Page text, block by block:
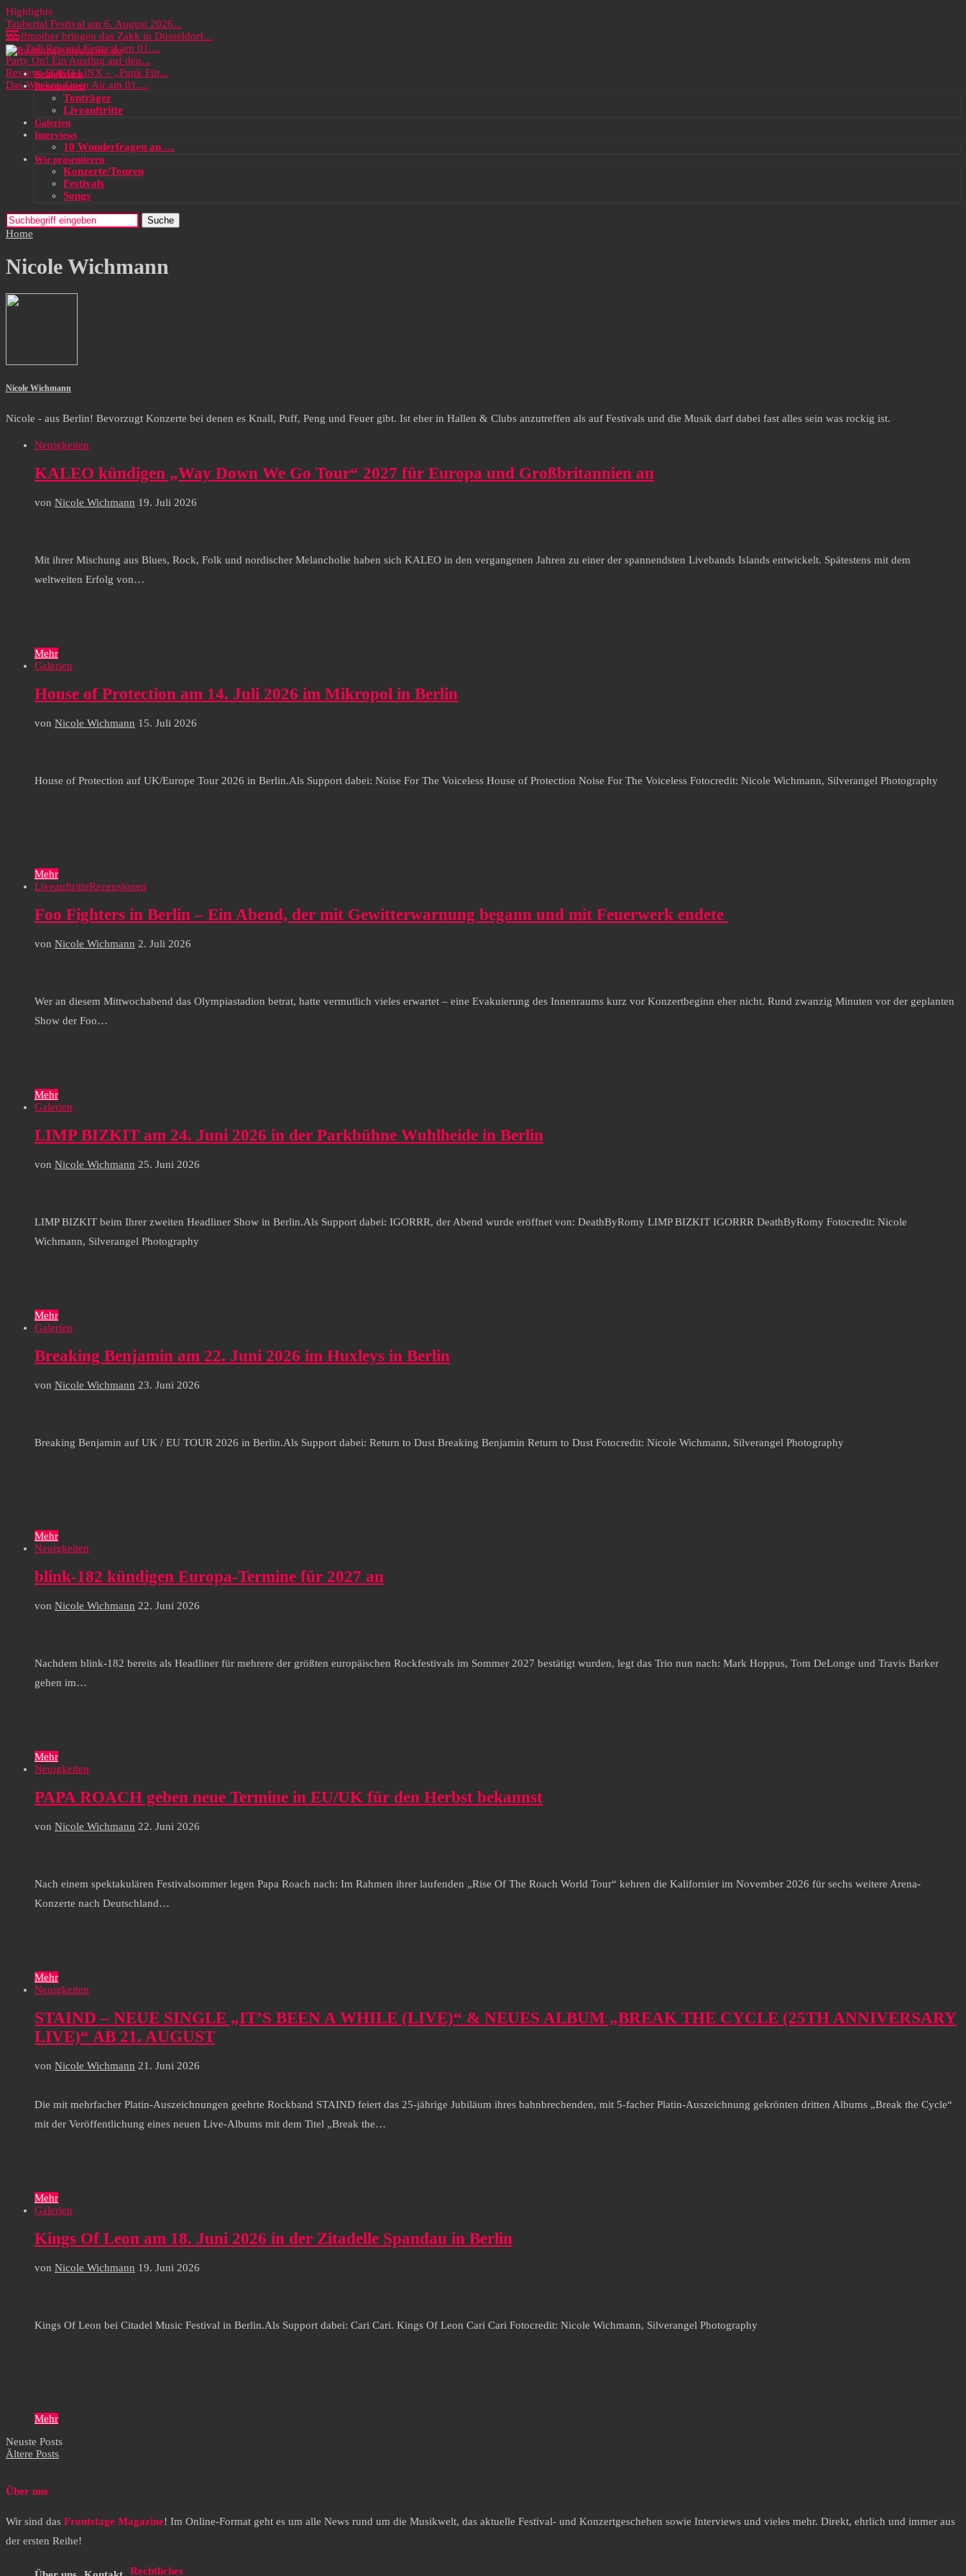
Highlights
Taubertal Festival am 6. August 2026...
Wolfmother bringen das Zakk in Düsseldorf...
Das Full Rewind Festival am 01....
Party On! Ein Ausflug auf den...
Review: SOKO LiNX – „Punk Für...
Das Wacken Open Air am 01....
Neuigkeiten
Rezensionen
Tonträger
Liveauftritte
Galerien
Interviews
10 Wunderfragen an …
Wir präsentieren
Konzerte/Touren
Festivals
Songs
Suche
Home
Nicole Wichmann
Nicole Wichmann
Nicole - aus Berlin! Bevorzugt Konzerte bei denen es Knall, Puff, Peng und Feuer gibt. Ist eher in Hallen & Clubs anzutreffen als auf Festivals und die Musik darf dabei fast alles sein was rockig ist.
Neuigkeiten
KALEO kündigen „Way Down We Go Tour“ 2027 für Europa und Großbritannien an
von Nicole Wichmann 19. Juli 2026
Mit ihrer Mischung aus Blues, Rock, Folk und nordischer Melancholie haben sich KALEO in den vergangenen Jahren zu einer der spannendsten Livebands Islands entwickelt. Spätestens mit dem
weltweiten Erfolg von…
Mehr
Galerien
House of Protection am 14. Juli 2026 im Mikropol in Berlin
von Nicole Wichmann 15. Juli 2026
House of Protection auf UK/Europe Tour 2026 in Berlin.Als Support dabei: Noise For The Voiceless House of Protection Noise For The Voiceless Fotocredit: Nicole Wichmann, Silverangel Photography
Mehr
LiveauftritteRezensionen
Foo Fighters in Berlin – Ein Abend, der mit Gewitterwarnung begann und mit Feuerwerk endete
von Nicole Wichmann 2. Juli 2026
Wer an diesem Mittwochabend das Olympiastadion betrat, hatte vermutlich vieles erwartet – eine Evakuierung des Innenraums kurz vor Konzertbeginn eher nicht. Rund zwanzig Minuten vor der geplanten
Show der Foo…
Mehr
Galerien
LIMP BIZKIT am 24. Juni 2026 in der Parkbühne Wuhlheide in Berlin
von Nicole Wichmann 25. Juni 2026
LIMP BIZKIT beim Ihrer zweiten Headliner Show in Berlin.Als Support dabei: IGORRR, der Abend wurde eröffnet von: DeathByRomy LIMP BIZKIT IGORRR DeathByRomy Fotocredit: Nicole
Wichmann, Silverangel Photography
Mehr
Galerien
Breaking Benjamin am 22. Juni 2026 im Huxleys in Berlin
von Nicole Wichmann 23. Juni 2026
Breaking Benjamin auf UK / EU TOUR 2026 in Berlin.Als Support dabei: Return to Dust Breaking Benjamin Return to Dust Fotocredit: Nicole Wichmann, Silverangel Photography
Mehr
Neuigkeiten
blink-182 kündigen Europa-Termine für 2027 an
von Nicole Wichmann 22. Juni 2026
Nachdem blink-182 bereits als Headliner für mehrere der größten europäischen Rockfestivals im Sommer 2027 bestätigt wurden, legt das Trio nun nach: Mark Hoppus, Tom DeLonge und Travis Barker
gehen im…
Mehr
Neuigkeiten
PAPA ROACH geben neue Termine in EU/UK für den Herbst bekannst
von Nicole Wichmann 22. Juni 2026
Nach einem spektakulären Festivalsommer legen Papa Roach nach: Im Rahmen ihrer laufenden „Rise Of The Roach World Tour“ kehren die Kalifornier im November 2026 für sechs weitere Arena-
Konzerte nach Deutschland…
Mehr
Neuigkeiten
STAIND – NEUE SINGLE „IT’S BEEN A WHILE (LIVE)“ & NEUES ALBUM „BREAK THE CYCLE (25TH ANNIVERSARY
LIVE)“ AB 21. AUGUST
von Nicole Wichmann 21. Juni 2026
Die mit mehrfacher Platin-Auszeichnungen geehrte Rockband STAIND feiert das 25-jährige Jubiläum ihres bahnbrechenden, mit 5-facher Platin-Auszeichnung gekrönten dritten Albums „Break the Cycle“
mit der Veröffentlichung eines neuen Live-Albums mit dem Titel „Break the…
Mehr
Galerien
Kings Of Leon am 18. Juni 2026 in der Zitadelle Spandau in Berlin
von Nicole Wichmann 19. Juni 2026
Kings Of Leon bei Citadel Music Festival in Berlin.Als Support dabei: Cari Cari. Kings Of Leon Cari Cari Fotocredit: Nicole Wichmann, Silverangel Photography
Mehr
Neuste Posts
Ältere Posts
Über uns
Wir sind das Frontstage Magazine! Im Online-Format geht es um alle News rund um die Musikwelt, das aktuelle Festival- und Konzertgeschehen sowie Interviews und vieles mehr. Direkt, ehrlich und immer aus
der ersten Reihe!
Rechtliches